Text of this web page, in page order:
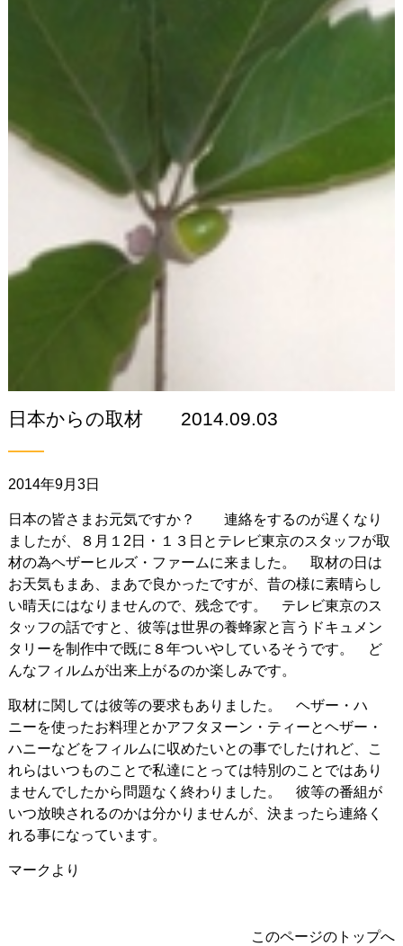
日本からの取材 2014.09.03
2014年9月3日
日本の皆さまお元気ですか？ 連絡をするのが遅くなり
ましたが、８月１2日・１３日とテレビ東京のスタッフが取
材の為ヘザーヒルズ・ファームに来ました。 取材の日は
お天気もまあ、まあで良かったですが、昔の様に素晴らし
い晴天にはなりませんので、残念です。 テレビ東京のス
タッフの話ですと、彼等は世界の養蜂家と言うドキュメン
タリーを制作中で既に８年ついやしているそうです。 ど
んなフィルムが出来上がるのか楽しみです。
取材に関しては彼等の要求もありました。 ヘザー・ハ
ニーを使ったお料理とかアフタヌーン・ティーとヘザー・
ハニーなどをフィルムに収めたいとの事でしたけれど、こ
れらはいつものことで私達にとっては特別のことではあり
ませんでしたから問題なく終わりました。 彼等の番組が
いつ放映されるのかは分かりませんが、決まったら連絡く
れる事になっています。
マークより
このページのトップへ